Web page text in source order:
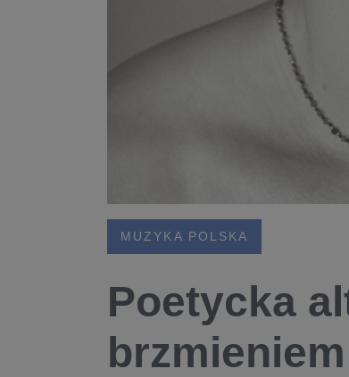
MUZYKA POLSKA
Poetycka